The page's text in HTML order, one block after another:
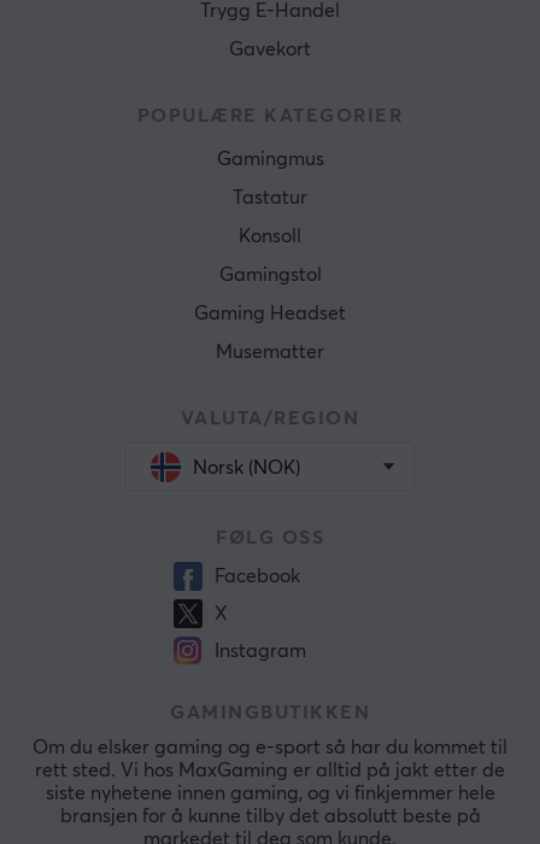
Trygg E-Handel
Gavekort
POPULÆRE KATEGORIER
Gamingmus
Tastatur
Konsoll
Gamingstol
Gaming Headset
Musematter
VALUTA/REGION
Norsk (NOK)
FØLG OSS
Facebook
X
Instagram
GAMINGBUTIKKEN
Om du elsker gaming og e-sport så har du kommet til
rett sted. Vi hos MaxGaming er alltid på jakt etter de
siste nyhetene innen gaming, og vi finkjemmer hele
bransjen for å kunne tilby det absolutt beste på
markedet til deg som kunde.